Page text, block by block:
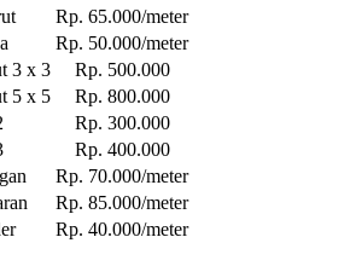
Rp. 65.000/meter
Rp. 50.000/meter
3 x 3
Rp. 500.000
5 x 5
Rp. 800.000
Rp. 300.000
Rp. 400.000
Rp. 70.000/meter
Rp. 85.000/meter
Rp. 40.000/meter